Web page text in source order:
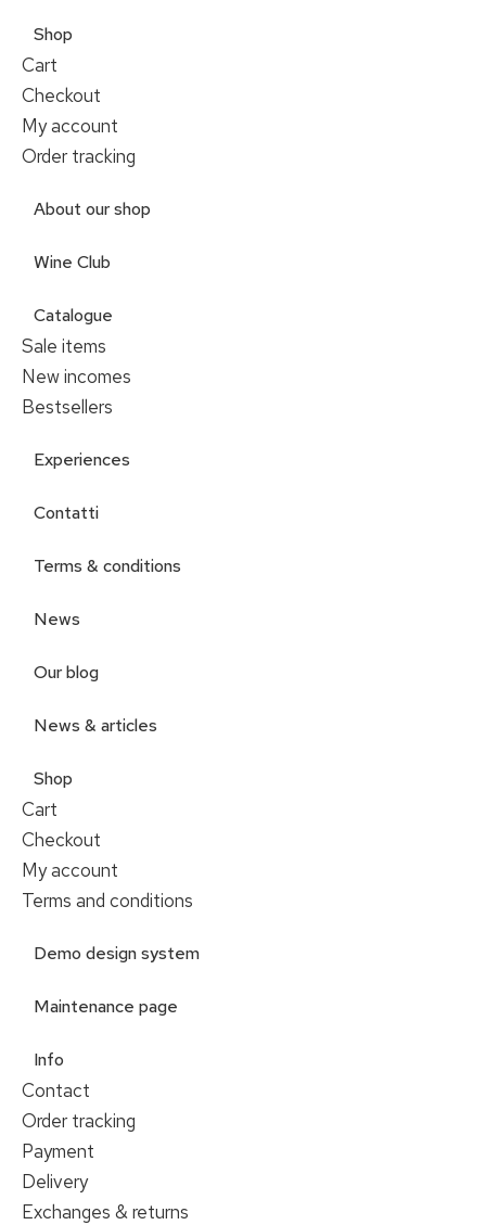
Shop
Cart
Checkout
My account
Order tracking
About our shop
Wine Club
Catalogue
Sale items
New incomes
Bestsellers
Experiences
Contatti
Terms & conditions
News
Our blog
News & articles
Shop
Cart
Checkout
My account
Terms and conditions
Demo design system
Maintenance page
Info
Contact
Order tracking
Payment
Delivery
Exchanges & returns